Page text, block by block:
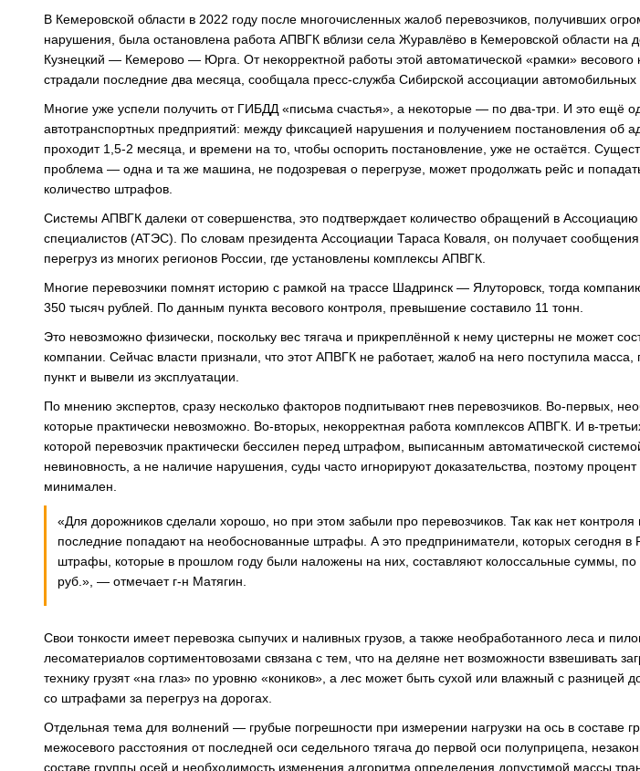
В Кемеровской области в 2022 году после многочисленных жалоб перевозчиков, получивших
нарушения, была остановлена работа АПВГК вблизи села Журавлёво в Кемеровской области на
Кузнецкий — Кемерово — Юрга. От некорректной работы этой автоматической «рамки» весового
страдали последние два месяца, сообщала пресс-служба Сибирской ассоциации автомобильных
Многие уже успели получить от ГИБДД «письма счастья», а некоторые — по два-три. И это ещё
автотранспортных предприятий: между фиксацией нарушения и получением постановления об
проходит 1,5-2 месяца, и времени на то, чтобы оспорить постановление, уже не остаётся.
проблема ― одна и та же машина, не подозревая о перегрузе, может продолжать рейс и
количество штрафов.
Системы АПВГК далеки от совершенства, это подтверждает количество обращений в Ассоциацию
специалистов (АТЭС). По словам президента Ассоциации Тараса Коваля, он получает
перегруз из многих регионов России, где установлены комплексы АПВГК.
Многие перевозчики помнят историю с рамкой на трассе Шадринск — Ялуторовск, тогда
350 тысяч рублей. По данным пункта весового контроля, превышение составило 11 тонн.
Это невозможно физически, поскольку вес тягача и прикреплённой к нему цистерны не может
компании. Сейчас власти признали, что этот АПВГК не работает, жалоб на него поступила
пункт и вывели из эксплуатации.
По мнению экспертов, сразу несколько факторов подпитывают гнев перевозчиков. Во-первых,
которые практически невозможно. Во-вторых, некорректная работа комплексов АПВГК. И в-
которой перевозчик практически бессилен перед штрафом, выписанным автоматической
невиновность, а не наличие нарушения, суды часто игнорируют доказательства, поэтому
минимален.
«Для дорожников сделали хорошо, но при этом забыли про перевозчиков. Так как нет контроля
последние попадают на необоснованные штрафы. А это предприниматели, которых сегодня в
штрафы, которые в прошлом году были наложены на них, составляют колоссальные суммы,
руб.», ― отмечает г-н Матягин.
Свои тонкости имеет перевозка сыпучих и наливных грузов, а также необработанного леса и
лесоматериалов сортиментовозами связана с тем, что на деляне нет возможности взвешивать
технику грузят «на глаз» по уровню «коников», а лес может быть сухой или влажный с
со штрафами за перегруз на дорогах.
Отдельная тема для волнений ― грубые погрешности при измерении нагрузки на ось в составе
межосевого расстояния от последней оси седельного тягача до первой оси полуприцепа,
составе группы осей и необходимость изменения алгоритма определения допустимой массы